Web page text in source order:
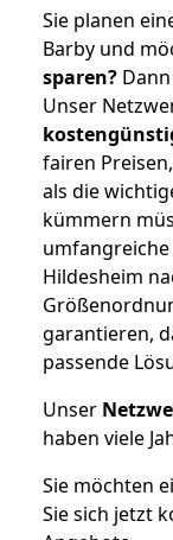
Sie planen
Barby und
sparen?
Unser
fairen
als die
kümmern
Hildesheim
garantieren,
passende
Unser
haben viele
Sie möchten
Sie sich jetzt